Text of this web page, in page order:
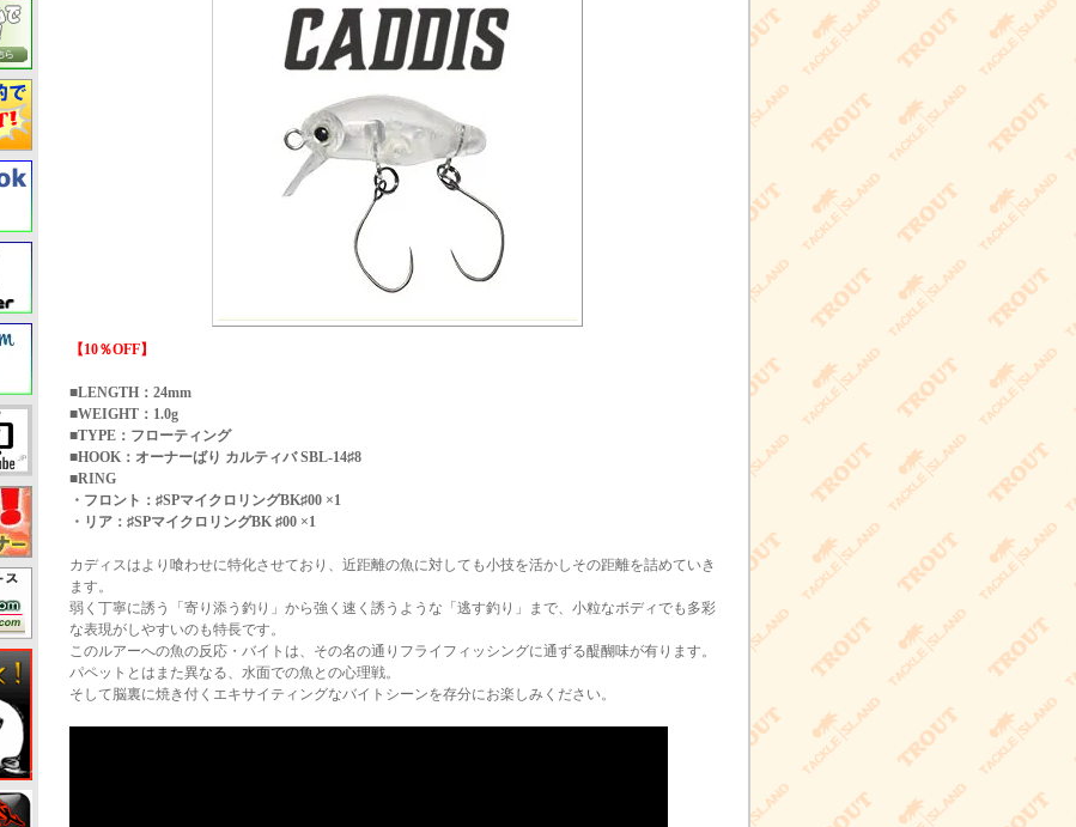
【10％OFF】
■LENGTH：24mm
■WEIGHT：1.0g
■TYPE：フローティング
■HOOK：オーナーばり カルティバ SBL-14♯8
■RING
・フロント：♯SPマイクロリングBK♯00 ×1
・リア：♯SPマイクロリングBK ♯00 ×1
カディスはより喰わせに特化させており、近距離の魚に対しても小技を活かしその距離を詰めていき
ます。
弱く丁寧に誘う「寄り添う釣り」から強く速く誘うような「逃す釣り」まで、小粒なボディでも多彩
な表現がしやすいのも特長です。
このルアーへの魚の反応・バイトは、その名の通りフライフィッシングに通ずる醍醐味が有ります。
パペットとはまた異なる、水面での魚との心理戦。
そして脳裏に焼き付くエキサイティングなバイトシーンを存分にお楽しみください。